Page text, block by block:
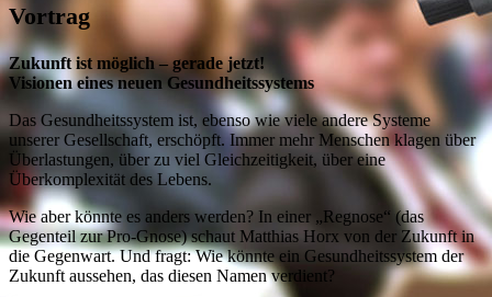
Vortrag
Zukunft ist möglich – gerade jetzt!
Visionen eines neuen Gesundheitssystems
Das Gesundheitssystem ist, ebenso wie viele andere Systeme
unserer Gesellschaft, erschöpft. Immer mehr Menschen klagen über
Überlastungen, über zu viel Gleichzeitigkeit, über eine
Überkomplexität des Lebens.
Wie aber könnte es anders werden? In einer „Regnose“ (das
Gegenteil zur Pro-Gnose) schaut Matthias Horx von der Zukunft in
die Gegenwart. Und fragt: Wie könnte ein Gesundheitssystem der
Zukunft aussehen, das diesen Namen verdient?